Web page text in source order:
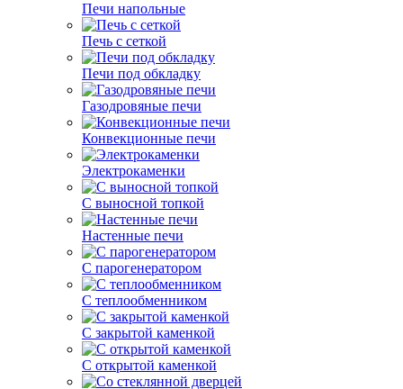
Печи напольные
Печь с сеткой
Печи под обкладку
Газодровяные печи
Конвекционные печи
Электрокаменки
С выносной топкой
Настенные печи
С парогенератором
С теплообменником
С закрытой каменкой
С открытой каменкой